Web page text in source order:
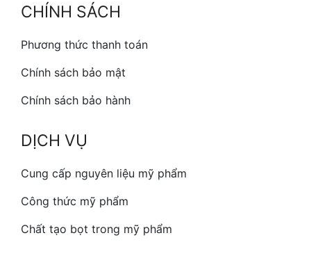
CHÍNH SÁCH
Phương thức thanh toán
Chính sách bảo mật
Chính sách bảo hành
DỊCH VỤ
Cung cấp nguyên liệu mỹ phẩm
Công thức mỹ phẩm
Chất tạo bọt trong mỹ phẩm